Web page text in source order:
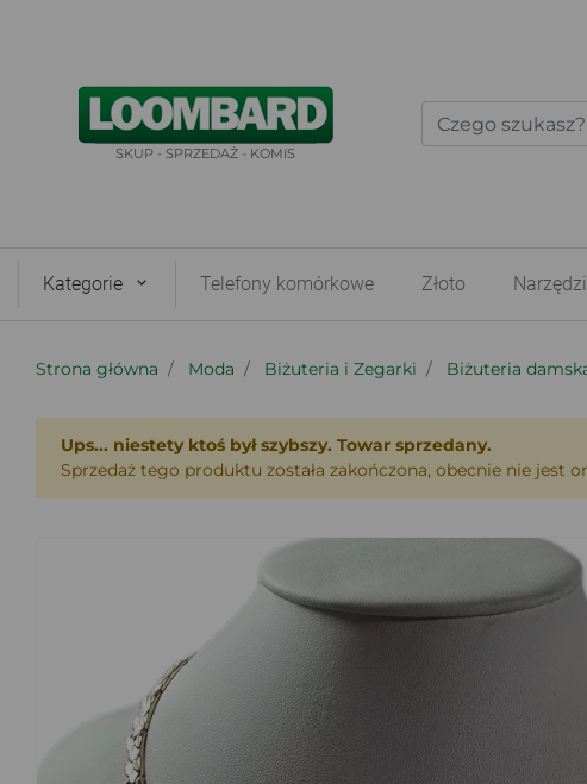
SKUP - SPRZEDAŻ - KOMIS
Kategorie Telefony komórkowe Złoto
Strona główna Moda Biżuteria i Zegarki Biżuteria
Ups... niestety ktoś był szybszy. Towar sprzedany.
Sprzedaż tego produktu została zakończona, obecnie nie jest